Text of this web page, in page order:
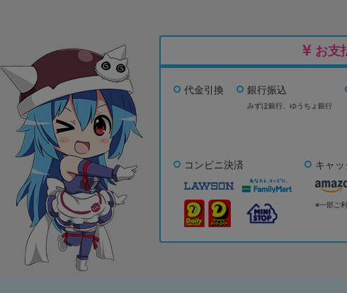
お支
代金引換 銀行振込
みずほ銀行、 ゆうちょ銀行
コンビニ決済 キャ
※一部ご